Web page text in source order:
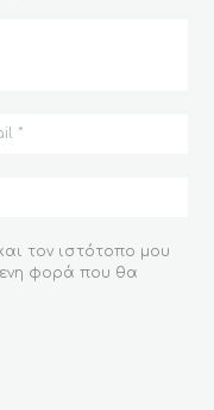
τον ιστότοπο μου
φορά που θα